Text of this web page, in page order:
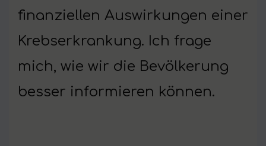
finanziellen Auswirkungen einer
Krebserkrankung. Ich frage
mich, wie wir die Bevölkerung
besser informieren können.